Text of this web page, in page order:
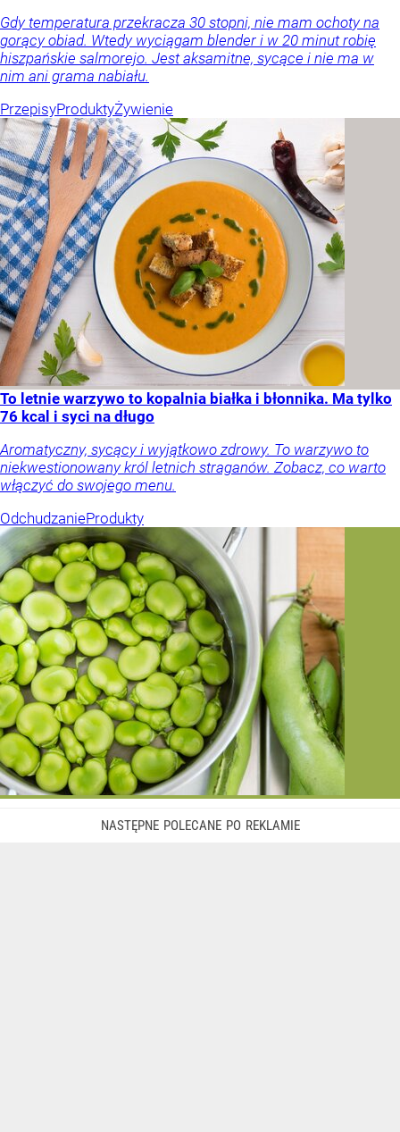
Gdy temperatura przekracza 30 stopni, nie mam ochoty na
gorący obiad. Wtedy wyciągam blender i w 20 minut robię
hiszpańskie salmorejo. Jest aksamitne, sycące i nie ma w
nim ani grama nabiału.
PrzepisyProduktyŻywienie
To letnie warzywo to kopalnia białka i błonnika. Ma tylko
76 kcal i syci na długo
Aromatyczny, sycący i wyjątkowo zdrowy. To warzywo to
niekwestionowany król letnich straganów. Zobacz, co warto
włączyć do swojego menu.
OdchudzanieProdukty